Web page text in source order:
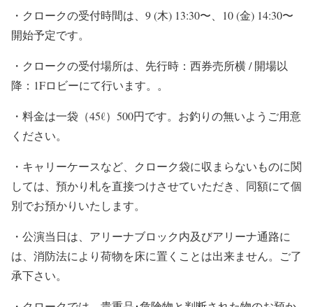
・クロークの受付時間は、9 (木) 13:30〜、10 (金) 14:30〜
開始予定です。
・クロークの受付場所は、先行時：西券売所横 / 開場以
降：1Fロビーにて行います。。
・料金は一袋（45ℓ）500円です。お釣りの無いようご用意
ください。
・キャリーケースなど、クローク袋に収まらないものに関
しては、預かり札を直接つけさせていただき、同額にて個
別でお預かりいたします。
・公演当日は、アリーナブロック内及びアリーナ通路に
は、消防法により荷物を床に置くことは出来ません。ご了
承下さい。